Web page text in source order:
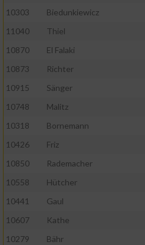
10303
Biedunkiewicz
11040
Thiel
10870
El Falaki
10873
Richter
10915
Sänger
10748
Malitz
10318
Bornemann
10426
Friz
10850
Rademacher
10558
Hütcher
10441
Gaul
10607
Kathe
10279
Bähr